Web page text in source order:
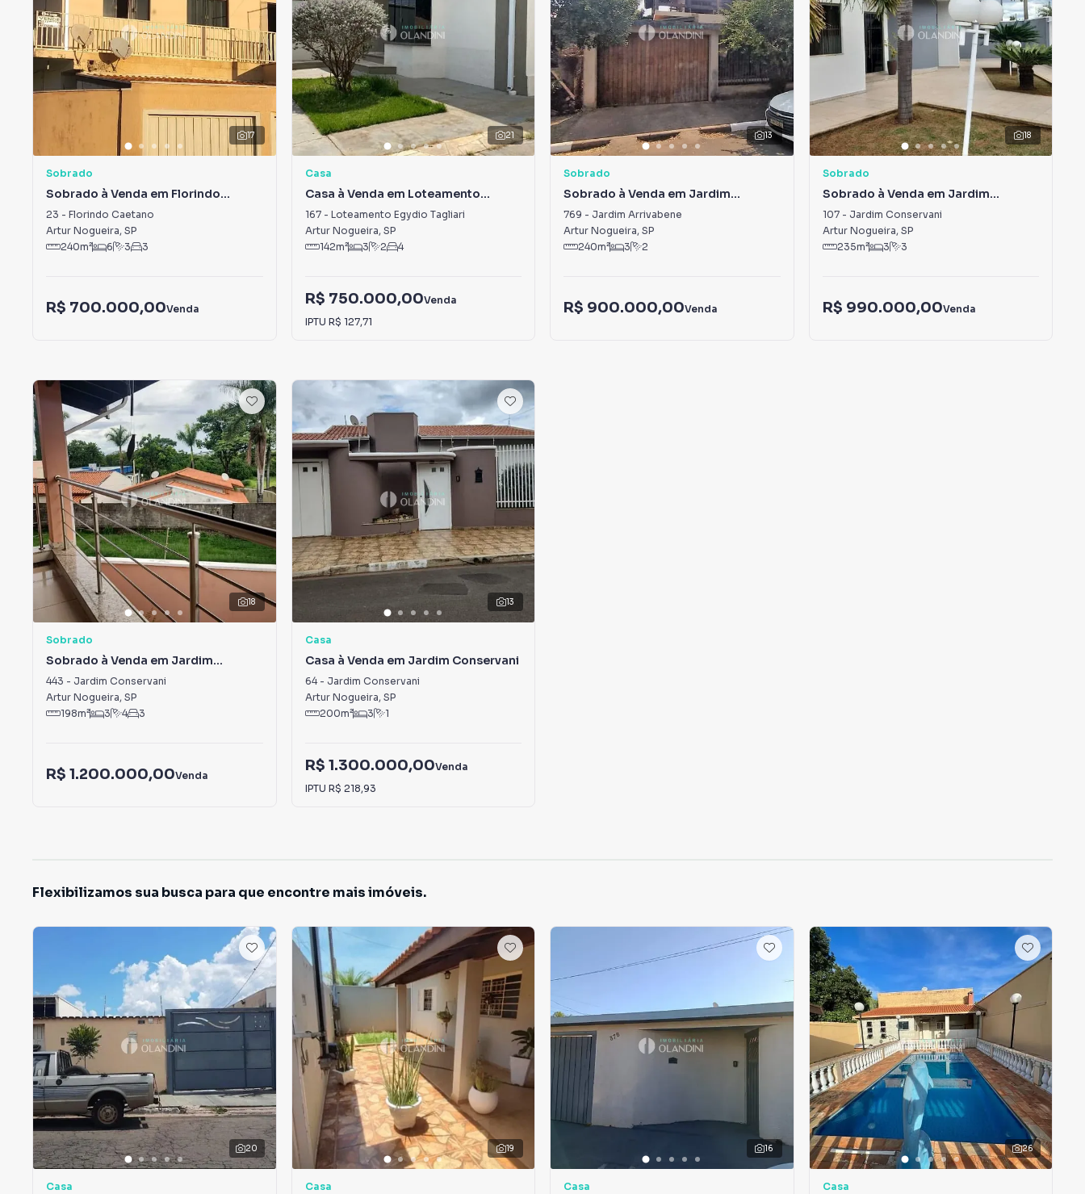
17
Sobrado
Sobrado à Venda em Florindo
Caetano
23 - Florindo Caetano
Artur Nogueira, SP
240m² 6 3 3
R$ 700.000,00Venda
21
Casa
Casa à Venda em Loteamento
Egydio Tagliari
167- Loteamento Egydio Tagliari
Artur Nogueira, SP
142m² 3 2 4
R$ 750.000,00Venda
IPTU R$ 127,71
13
Sobrado
Sobrado à Venda em Jardim
Arrivabene
769 - Jardim Arrivabene
Artur Nogueira, SP
240m² 3 2
R$ 900.000,00Venda
18
Sobrado
Sobrado à Venda em Jardim
Conservani
107- Jardim Conservani
Artur Nogueira, SP
235m² 3 3
R$ 990.000,00Venda
18
Sobrado
Sobrado à Venda em Jardim
Conservani
443 - Jardim Conservani
Artur Nogueira, SP
198m² 3 4 3
R$ 1.200.000,00Venda
13
Casa
Casa à Venda em Jardim Conservani
64- Jardim Conservani
Artur Nogueira, SP
200m² 3 1
R$ 1.300.000,00Venda
IPTU R$ 218,93
Flexibilizamos sua busca para que encontre mais imóveis.
20
Casa
19
Casa
16
Casa
26
Casa